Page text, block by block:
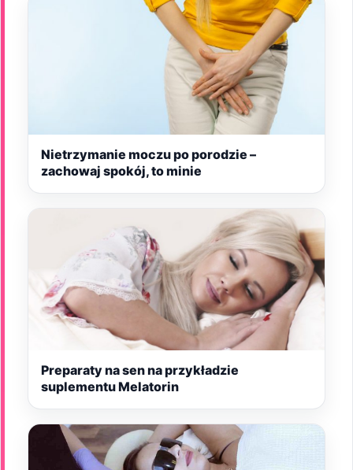
Nietrzymanie moczu po porodzie –
zachowaj spokój, to minie
Preparaty na sen na przykładzie
suplementu Melatorin